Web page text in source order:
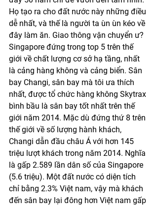
Họ tạo ra cho đất nước này những điều
dễ nhất, và thế là người ta ùn ùn kéo về
đây làm ăn. Giao thông vận chuyển ư?
Singapore đứng trong top 5 trên thế
giới về chất lượng cơ sở hạ tầng, nhất
là cảng hàng không và cảng biển. Sân
bay Changi, sân bay mà tôi ưa thích
nhất, được tổ chức hàng không Skytrax
bình bầu là sân bay tốt nhất trên thế
giới năm 2014. Mặc dù đứng thứ 8 trên
thế giới về số lượng hành khách,
Changi dẫn đầu châu Á với hơn 145
triệu lượt khách trong năm 2014. Nghĩa
là gấp 2.589 lần dân số của Singapore
(5.6 triệu). Một đất nước có diện tích
chỉ bằng 2.3% Việt nam, vậy mà khách
đến sân bay lại đông hơn Việt nam gấp